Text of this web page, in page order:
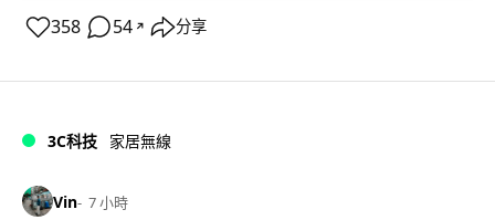
358 54 ↗ 分享
3C科技 家居無線
Vin 7 小時